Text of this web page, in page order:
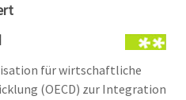
für wirtschaftliche
(OECD) zur Integration